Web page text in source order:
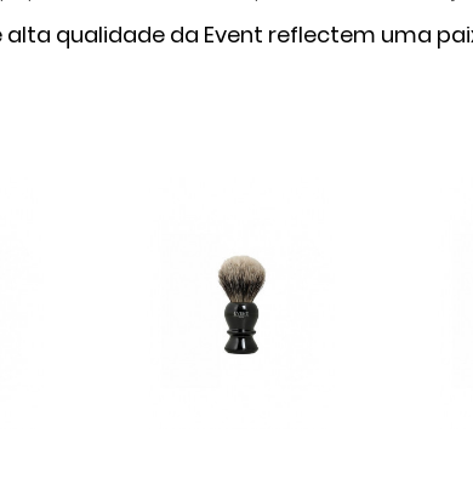
alta qualidade da Event reflectem uma